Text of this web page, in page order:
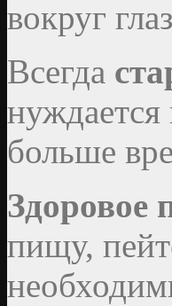
вокруг
Всегда
нуждается
больше
Здоровое
пищу,